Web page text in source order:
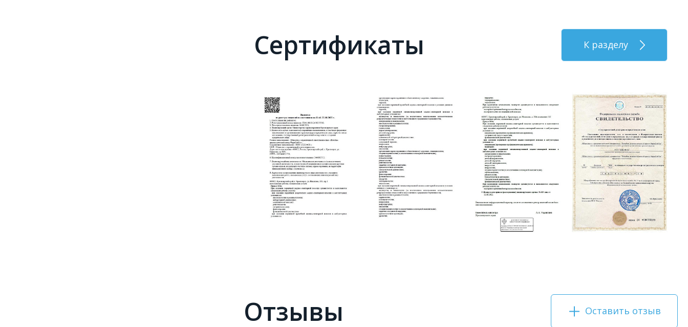
Сертификаты К разделу
Отзывы Оставить отзыв